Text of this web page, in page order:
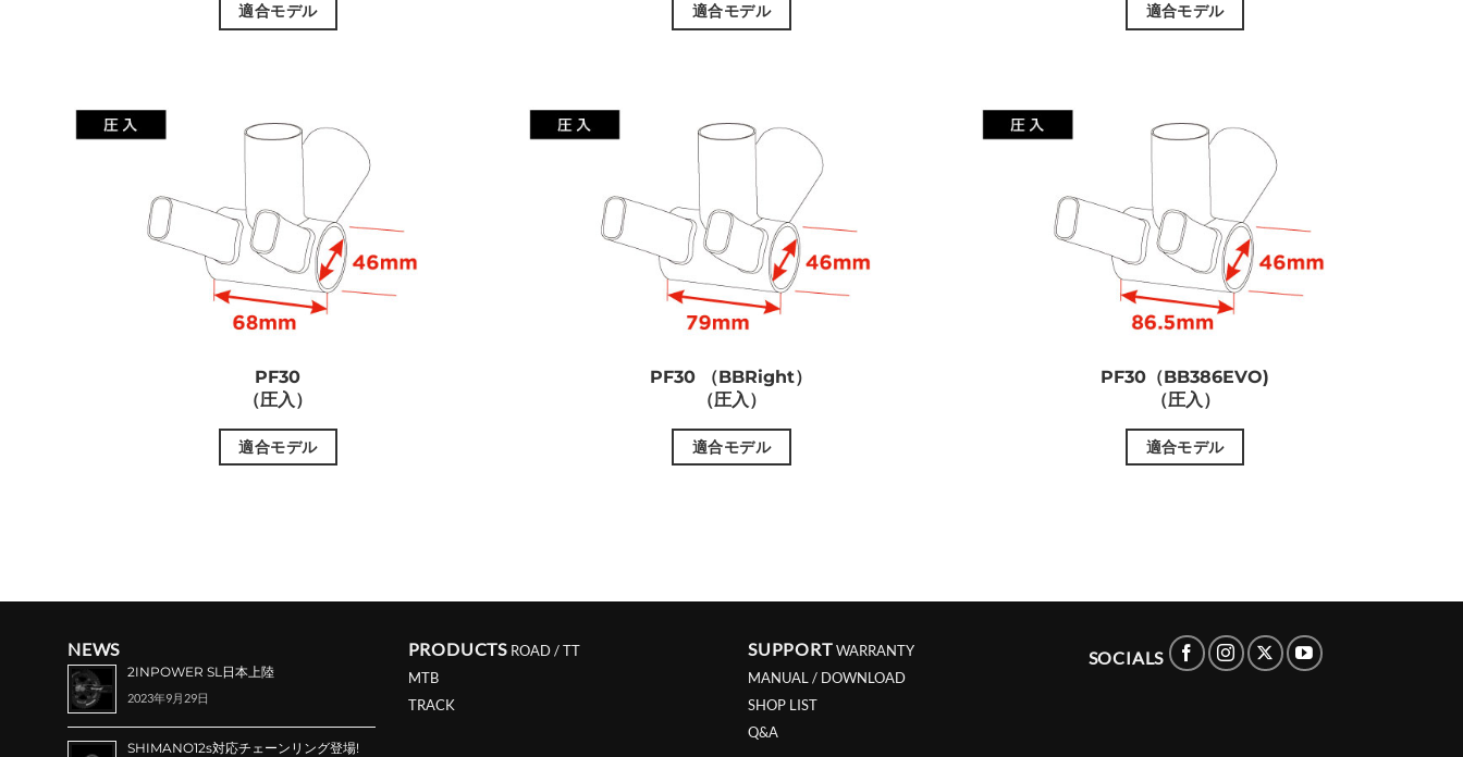
適合モデル 適合モデル 適合モデル
PF30
（圧入）
適合モデル
PF30 （BBRight）
（圧入）
適合モデル
PF30（BB386EVO)
（圧入）
適合モデル
NEWS
2INPOWER SL日本上陸
2023年9月29日
SHIMANO12s対応チェーンリング登場!
PRODUCTS ROAD / TT
MTB
TRACK
SUPPORT WARRANTY
MANUAL / DOWNLOAD
SHOP LIST
Q&A
SOCIALS